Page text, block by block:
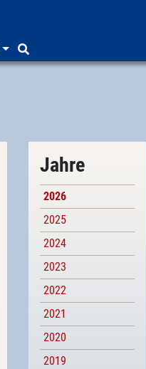
Jahre
2026
2025
2024
2023
2022
2021
2020
2019